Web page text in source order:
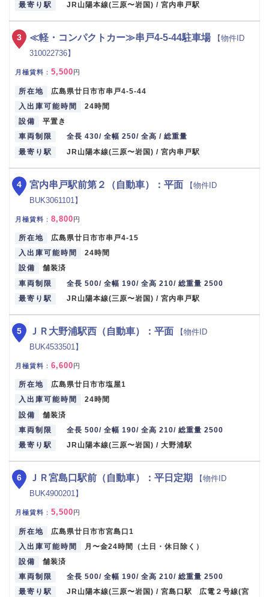
最寄り駅
JR山陽本線(三原〜岩国) / 宮内串戸駅
≪軽・コンパクトカー≫串戸4-5-44駐車場
【物件ID
310022736】
月極賃料 ： 5,500 円
所在地
広島県廿日市市串戸4-5-44
入出庫可能時間
24時間
設備
平置き
車両制限
全長 430/ 全幅 250/ 全高 / 総重量
最寄り駅
JR山陽本線(三原〜岩国) / 宮内串戸駅
3
宮内串戸駅前第２（自動車）：平面
【物件ID
BUK3061101】
月極賃料 ： 8,800円
所在地
広島県廿日市市串戸4-15
入出庫可能時間
24時間
設備
舗装済
車両制限
全長 500/ 全幅 190/ 全高 210/ 総重量 2500
最寄り駅
JR山陽本線(三原〜岩国) / 宮内串戸駅
4
ＪＲ大野浦駅西（自動車）：平面
【物件ID
BUK4533501】
月極賃料 ： 6,600円
所在地
広島県廿日市市塩屋1
入出庫可能時間
24時間
設備
舗装済
車両制限
全長 500/ 全幅 190/ 全高 210/ 総重量 2500
最寄り駅
JR山陽本線(三原〜岩国) / 大野浦駅
5
ＪＲ宮島口駅前（自動車）：平日定期
【物件ID
BUK4900201】
月極賃料 ： 5,500円
所在地
広島県廿日市市宮島口1
入出庫可能時間
月〜金24時間（土日・休日除く）
設備
舗装済
車両制限
全長 500/ 全幅 190/ 全高 210/ 総重量 2500
最寄り駅
JR山陽本線(三原〜岩国) / 宮島口駅 広電２号線(宮
6